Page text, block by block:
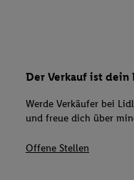
Der Verkauf ist dein
Werde Verkäufer bei
und freue dich über
Offene Stellen